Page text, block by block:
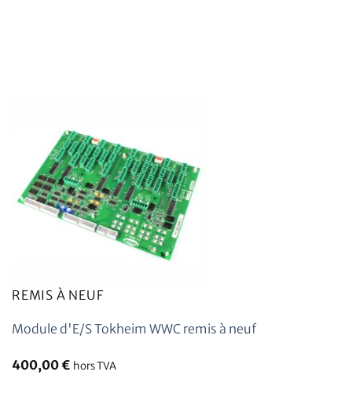
REMIS À NEUF
Module d'E/S Tokheim WWC remis à neuf
400,00€ hors TVA